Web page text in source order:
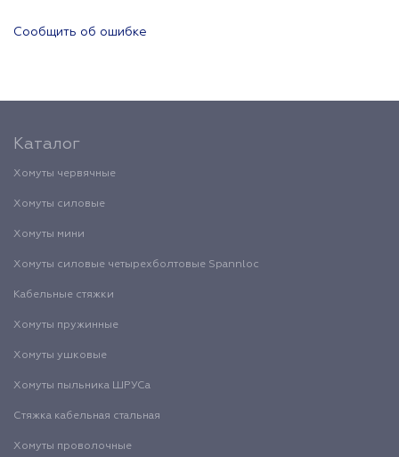
Сообщить об ошибке
Каталог
Хомуты червячные
Хомуты силовые
Хомуты мини
Хомуты силовые четырехболтовые Spannloc
Кабельные стяжки
Хомуты пружинные
Хомуты ушковые
Хомуты пыльника ШРУСа
Стяжка кабельная стальная
Хомуты проволочные